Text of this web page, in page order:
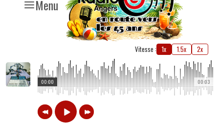
Menu
Vitesse : 1x 1.5x 2x
00:03
00:00